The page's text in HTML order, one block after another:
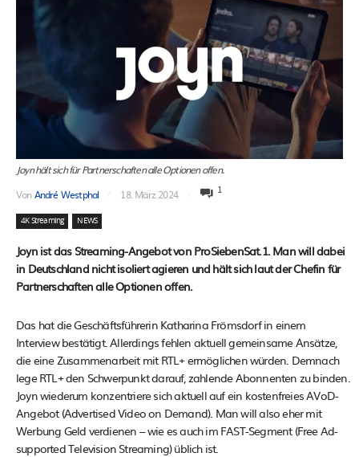
Joyn hält sich für Partnerschaften alle Optionen offen.
VonAndré Westphal 18. März 2024 1
4K Streaming NEWS
Joyn ist das Streaming-Angebot von ProSiebenSat.1. Man will dabei
in Deutschland nicht isoliert agieren und hält sich laut der Chefin für
Partnerschaften alle Optionen offen.
Das hat die Geschäftsführerin Katharina Frömsdorf in einem
Interview bestätigt. Allerdings fehlen aktuell gemeinsame Ansätze,
die eine Zusammenarbeit mit RTL+ ermöglichen würden. Demnach
lege RTL+ den Schwerpunkt darauf, zahlende Abonnenten zu binden.
Joyn wiederum konzentriere sich aktuell auf ein kostenfreies AVoD-
Angebot (Advertised Video on Demand). Man will also eher mit
Werbung Geld verdienen – wie es auch im FAST-Segment (Free Ad-
supported Television Streaming) üblich ist.